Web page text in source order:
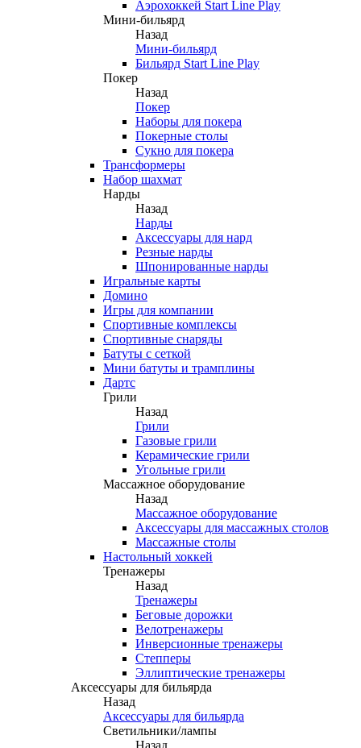
Аэрохоккей Start Line Play
Мини-бильярд
Назад
Мини-бильярд
Бильярд Start Line Play
Покер
Назад
Покер
Наборы для покера
Покерные столы
Сукно для покера
Трансформеры
Набор шахмат
Нарды
Назад
Нарды
Аксессуары для нард
Резные нарды
Шпонированные нарды
Игральные карты
Домино
Игры для компании
Спортивные комплексы
Спортивные снаряды
Батуты с сеткой
Мини батуты и трамплины
Дартс
Грили
Назад
Грили
Газовые грили
Керамические грили
Угольные грили
Массажное оборудование
Назад
Массажное оборудование
Аксессуары для массажных столов
Массажные столы
Настольный хоккей
Тренажеры
Назад
Тренажеры
Беговые дорожки
Велотренажеры
Инверсионные тренажеры
Степперы
Эллиптические тренажеры
Аксессуары для бильярда
Назад
Аксессуары для бильярда
Светильники/лампы
Назад